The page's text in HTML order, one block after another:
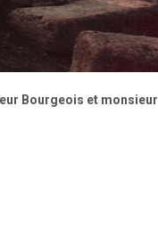
Bourgeois et monsieur